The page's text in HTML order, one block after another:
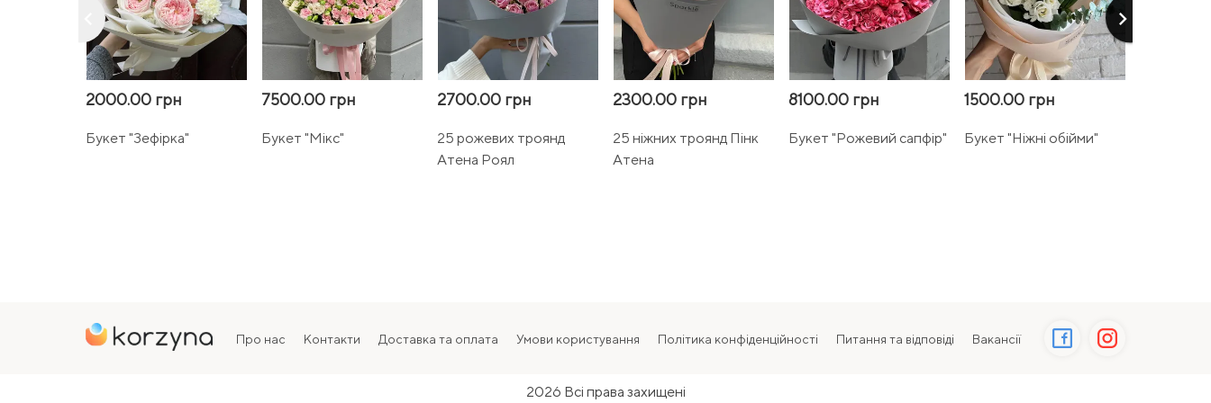
keyboard_arrow_right
2000.00 грн
Букет "Зефірка"
7500.00 грн
Букет "Мікс"
2700.00 грн
25 рожевих троянд
Атена Роял
2300.00 грн
25 ніжних троянд Пінк
Атена
8100.00 грн
Букет "Рожевий сапфір"
1500.00 грн
Букет "Ніжні обійми"
Про нас Контакти Доставка та оплата Умови користування Політика конфіденційності Питання та відповіді Вакансії
2026 Всі права захищені